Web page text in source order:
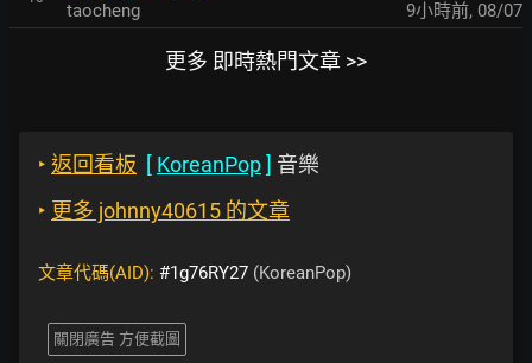
taocheng 9小時前, 08/07
更多 即時熱門文章 >>
‣ 返回看板 [ KoreanPop] 音樂
‣ 更多 johnny40615 的文章
文章代碼(AID): #1g76RY27 (KoreanPop)
關閉廣告 方便截圖